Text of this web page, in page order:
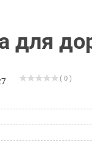
для
( 0 )